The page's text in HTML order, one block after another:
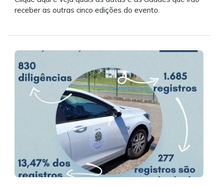
receber as outras cinco edições do evento.